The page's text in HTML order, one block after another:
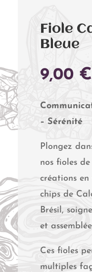
Fiole
Bleue
9,00 €
– Sérénité
Plongez
nos fioles
créations en
chips de
Brésil,
et
Ces fioles
multiples